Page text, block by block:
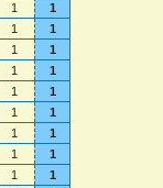
1
1
1
1
1
1
1
1
1
1
1
1
1
1
1
1
1
1